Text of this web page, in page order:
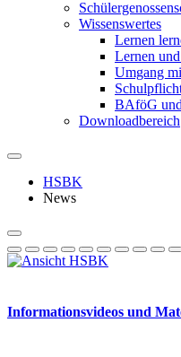
Wissenswertes
Lernen
Lernen
Umgang
BAföG
Downloadbereich
HSBK
News
Informationsvideos und